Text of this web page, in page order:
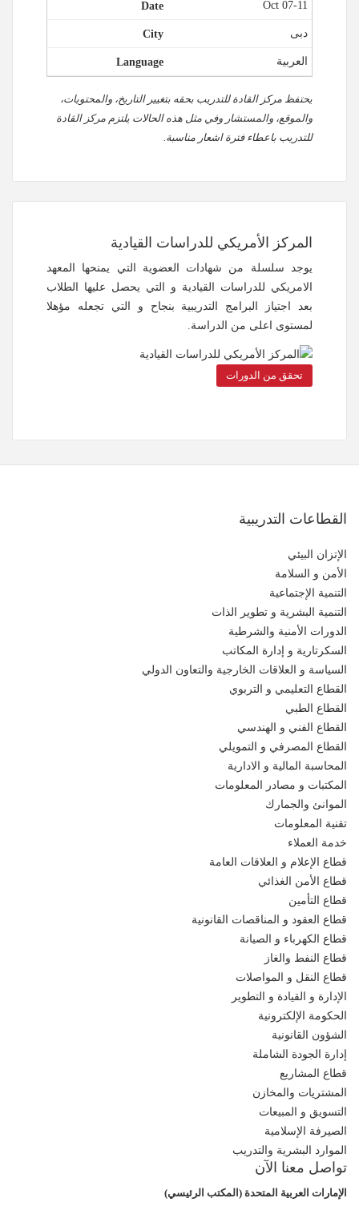
07-11 Oct
دبى
العربية
يحتفظ مركز القادة للتدريب بحقه بتغيير التاريخ، والمحتويات،
والموقع، والمستشار وفي مثل هذه الحالات يلتزم مركز القادة
للتدريب باعطاء فترة اشعار مناسبة.
المركز الأمريكي للدراسات القيادية
يوجد سلسلة من شهادات العضوية التي يمنحها المعهد
الامريكي للدراسات القيادية و التي يحصل عليها الطلاب
بعد اجتياز البرامج التدريبية بنجاح و التي تجعله مؤهلا
لمستوى اعلى من الدراسة.
تحقق من الدورات
القطاعات التدريبية
الإتزان البيئي
الأمن و السلامة
التنمية الإجتماعية
التنمية البشرية و تطوير الذات
الدورات الأمنية والشرطية
السكرتارية و إدارة المكاتب
السياسة و العلاقات الخارجية والتعاون الدولي
القطاع التعليمي و التربوي
القطاع الطبي
القطاع الفني و الهندسي
القطاع المصرفي و التمويلي
المحاسبة المالية و الادارية
المكتبات و مصادر المعلومات
الموانئ والجمارك
تقنية المعلومات
خدمة العملاء
قطاع الإعلام و العلاقات العامة
قطاع الأمن الغذائي
قطاع التأمين
قطاع العقود و المناقصات القانونية
قطاع الكهرباء و الصيانة
قطاع النفط والغاز
قطاع النقل و المواصلات
الإدارة و القيادة و التطوير
الحكومة الإلكترونية
الشؤون القانونية
إدارة الجودة الشاملة
قطاع المشاريع
المشتريات والمخازن
التسويق و المبيعات
الصيرفة الإسلامية
الموارد البشرية والتدريب
تواصل معنا الآن
الإمارات العربية المتحدة (المكتب الرئيسي)